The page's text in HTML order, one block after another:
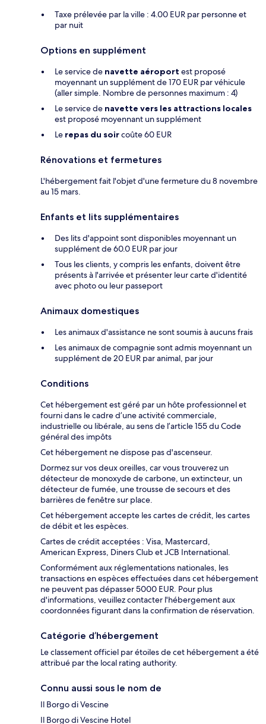
Taxe prélevée par la ville : 4.00 EUR par personne et
par nuit
Options en supplément
Le service de navette aéroport est proposé
moyennant un supplément de 170 EUR par véhicule
(aller simple. Nombre de personnes maximum : 4)
Le service de navette vers les attractions locales
est proposé moyennant un supplément
Le repas du soircoûte 60 EUR
Rénovations et fermetures
L'hébergement fait l'objet d'une fermeture du 8 novembre
au 15 mars.
Enfants et lits supplémentaires
Des lits d'appoint sont disponibles moyennant un
supplément de 60.0 EUR par jour
Tous les clients, y compris les enfants, doivent être
présents à l'arrivée et présenter leur carte d'identité
avec photo ou leur passeport
Animaux domestiques
Les animaux d'assistance ne sont soumis à aucuns frais
Les animaux de compagnie sont admis moyennant un
supplément de 20 EUR par animal, par jour
Conditions
Cet hébergement est géré par un hôte professionnel et
fourni dans le cadre d’une activité commerciale,
industrielle ou libérale, au sens de l’article 155 du Code
général des impôts
Cet hébergement ne dispose pas d'ascenseur.
Dormez sur vos deux oreilles, car vous trouverez un
détecteur de monoxyde de carbone, un extincteur, un
détecteur de fumée, une trousse de secours et des
barrières de fenêtre sur place.
Cet hébergement accepte les cartes de crédit, les cartes
de débit et les espèces.
Cartes de crédit acceptées : Visa, Mastercard,
American Express, Diners Club et JCB International.
Conformément aux réglementations nationales, les
transactions en espèces effectuées dans cet hébergement
ne peuvent pas dépasser 5000 EUR. Pour plus
d'informations, veuillez contacter l'hébergement aux
coordonnées figurant dans la confirmation de réservation.
Catégorie d’hébergement
Le classement officiel par étoiles de cet hébergement a été
attribué par the local rating authority.
Connu aussi sous le nom de
Il Borgo di Vescine
Il Borgo di Vescine Hotel